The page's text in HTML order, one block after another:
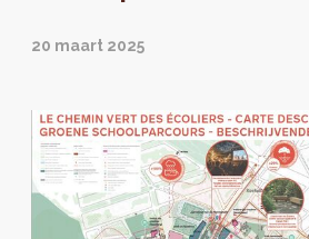
20 maart 2025